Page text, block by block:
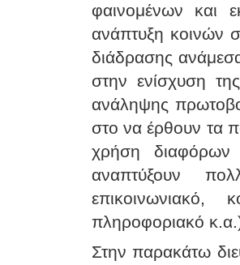
φαινομένων και
ανάπτυξη κοινών
διάδρασης
στην ενίσχυση
ανάληψης
στο να έρθουν τα
χρήση διαφόρων
αναπτύξουν
επικοινωνιακό,
πληροφοριακό
Στην παρακάτω